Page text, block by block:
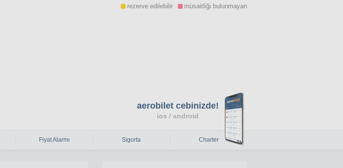
rezerve edilebilir müsaitliği bulunmayan
Fiyat Alarmı Sigorta Charter
aerobilet cebinizde!
ios / android